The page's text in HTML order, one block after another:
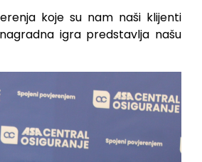
koje su nam naši klijenti
igra predstavlja našu